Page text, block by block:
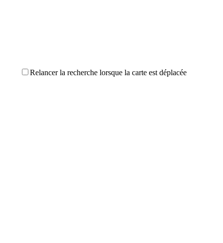
Relancer la recherche lorsque la carte est déplacée